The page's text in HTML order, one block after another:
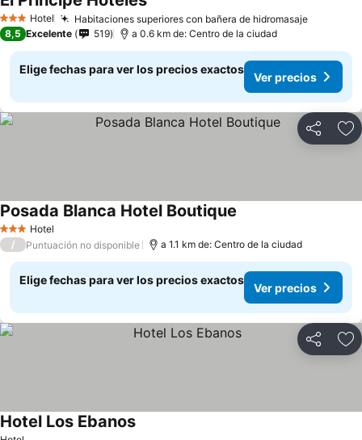
3 Estrellas
Hotel Habitaciones superiores con bañera de hidromasaje
8,5 Excelente 519 a 0.6 km de: Centro de la ciudad
Elige fechas para ver los precios exactos
Ver precios
Compartir
3 Estrellas
Hotel
Posada Blanca Hotel Boutique
/ Puntuación no disponible a 1.1 km de: Centro de la ciudad
Elige fechas para ver los precios exactos
Ver precios
Compartir
Hotel Los Ebanos